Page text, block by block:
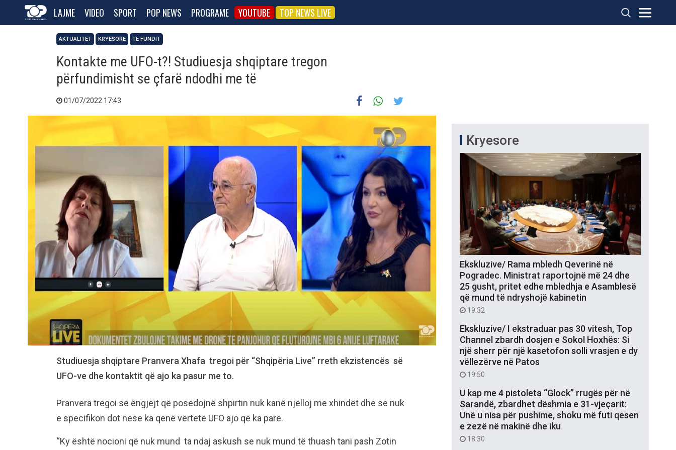
LAJME VIDEO SPORT POP NEWS PROGRAME YOUTUBE TOP NEWS LIVE
AKTUALITET KRYESORE TË FUNDIT
Kontakte me UFO-t?! Studiuesja shqiptare tregon
përfundimisht se çfarë ndodhi me të
01/07/2022 17:43
Studiuesja shqiptare Pranvera Xhafa tregoi për “Shqipëria Live” rreth ekzistencës së
UFO-ve dhe kontaktit që ajo ka pasur me to.
Pranvera tregoi se ëngjëjt që posedojnë shpirtin nuk kanë njëlloj me xhindët dhe se nuk
e specifikon dot nëse ka qenë vërtetë UFO ajo që ka parë.
“Ky është nocioni që nuk mund ta ndaj askush se nuk mund të thuash tani pash Zotin
Kryesore
Ekskluzive/ Rama mbledh Qeverinë në
Pogradec. Ministrat raportojnë më 24 dhe
25 gusht, pritet edhe mbledhja e Asamblesë
që mund të ndryshojë kabinetin
19:32
Ekskluzive/ I ekstraduar pas 30 vitesh, Top
Channel zbardh dosjen e Sokol Hoxhës: Si
një sherr për një kasetofon solli vrasjen e dy
vëllezërve në Patos
19:50
U kap me 4 pistoleta “Glock” rrugës për në
Sarandë, zbardhet dëshmia e 31-vjeçarit:
Unë u nisa për pushime, shoku më futi qesen
e zezë në makinë dhe iku
18:30